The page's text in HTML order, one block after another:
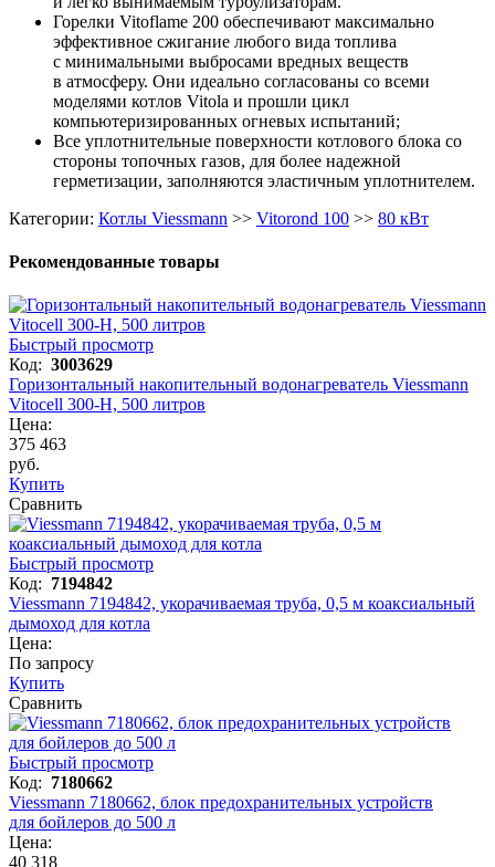
Горелки Vitoflame 200 обеспечивают максимально
эффективное сжигание любого вида топлива
с минимальными выбросами вредных веществ
в атмосферу. Они идеально согласованы со всеми
моделями котлов Vitola и прошли цикл
компьютеризированных огневых испытаний;
Все уплотнительные поверхности котлового блока со
стороны топочных газов, для более надежной
герметизации, заполняются эластичным уплотнителем.
Категории: Котлы Viessmann >> Vitorond 100 >> 80 кВт
Рекомендованные товары
Быстрый просмотр
Код: 3003629
Горизонтальный накопительный водонагреватель Viessmann
Vitocell 300-H, 500 литров
Цена:
375 463
руб.
Купить
Сравнить
Быстрый просмотр
Код: 7194842
Viessmann 7194842, укорачиваемая труба, 0,5 м коаксиальный
дымоход для котла
Цена:
По запросу
Купить
Сравнить
Быстрый просмотр
Код: 7180662
Viessmann 7180662, блок предохранительных устройств
для бойлеров до 500 л
Цена:
40 318